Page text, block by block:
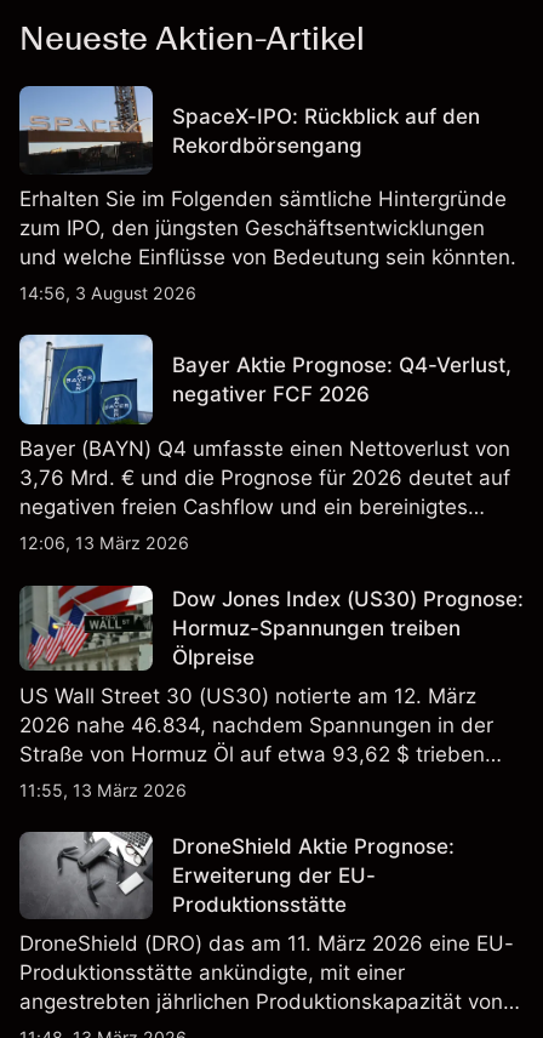
Neueste Aktien-Artikel
SpaceX-IPO: Rückblick auf den
Rekordbörsengang
Erhalten Sie im Folgenden sämtliche Hintergründe
zum IPO, den jüngsten Geschäftsentwicklungen
und welche Einflüsse von Bedeutung sein könnten.
14:56, 3 August 2026
Bayer Aktie Prognose: Q4-Verlust,
negativer FCF 2026
Bayer (BAYN) Q4 umfasste einen Nettoverlust von
3,76 Mrd. € und die Prognose für 2026 deutet auf
negativen freien Cashflow und ein bereinigtes
EBITDA von 9,6–10,1 Mrd. € hin. Die
verlässlicher Indikator für zukünftige Ergebnisse.
12:06, 13 März 2026
Dow Jones Index (US30) Prognose:
Hormuz-Spannungen treiben
Ölpreise
US Wall Street 30 (US30) notierte am 12. März
2026 nahe 46.834, nachdem Spannungen in der
Straße von Hormuz Öl auf etwa 93,62 $ trieben
und die US-Arbeitslosigkeit auf 4,4% stieg. Die
verlässlicher Indikator für zukünftige Ergebnisse.
11:55, 13 März 2026
DroneShield Aktie Prognose:
Erweiterung der EU-
Produktionsstätte
DroneShield (DRO) das am 11. März 2026 eine EU-
Produktionsstätte ankündigte, mit einer
angestrebten jährlichen Produktionskapazität von
etwa 2,4 Mrd. AUD bis Ende 2026. Die